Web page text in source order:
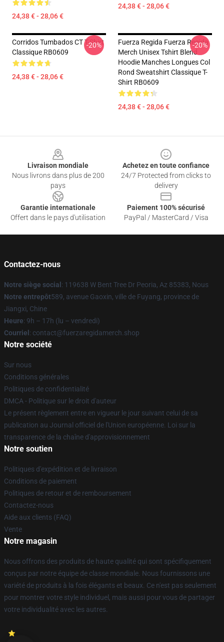
24,38 € - 28,06 €
24,38 € - 28,06 €
Corridos Tumbados CT T-Shirt
Classique RB0609
24,38 € - 28,06 €
-20%
Fuerza Regida Fuerza Regida
Merch Unisex Tshirt Blend
Hoodie Manches Longues Col
Rond Sweatshirt Classique T-
Shirt RB0609
24,38 € - 28,06 €
-20%
Livraison mondiale
Nous livrons dans plus de 200
pays
Achetez en toute confiance
24/7 Protected from clicks to
delivery
Garantie internationale
Offert dans le pays d'utilisation
Paiement 100% sécurisé
PayPal / MasterCard / Visa
Contactez-nous
Notre siège social : 119638 W Bent Tree Dr Peoria, Az 85383, Nous
Notre entrepôt589, avenue Gaoxin, ville de Fuyang, province de
Jiangxi, Chine
Heure: 9h – 17h (lu – vendredi)
Courriel : contact@fuerzaregidamerch.shop
Notre société
Sur nous
Conditions générales
Politiques de confidentialité
DMCA - Politique sur le droit d'auteur
Le présent règlement entre en vigueur le jour suivant celui de sa
publication au Journal officiel de l'Union européenne. Loi sur la
transparence de la chaîne d'approvisionnement
Notre soutien
Politiques d'expédition et de livraison
Conditions de paiement
Politiques de retour et de remboursement
Contactez-nous
Aide aux clients (FAQ)
Vente
Notre magasin
Nous offrons des produits de haute qualité qui sont spécifiquement
conçus par notre équipe de classe mondiale. Nous fournissons une
variété de produits à la fois élégants et beaux. Ce n'est pas seulement
pour montrer votre style individuel, mais aussi pour vous de partager
votre individualité avec les autres.